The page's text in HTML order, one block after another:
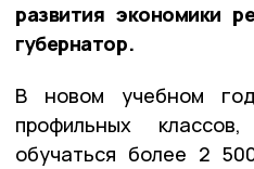
развития экономики
губернатор.
В новом учебном
профильных
обучаться более 2